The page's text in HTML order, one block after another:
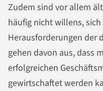
Zudem sind vor allem
häufig nicht willens,
Herausforderungen der
gehen davon aus, dass
erfolgreichen
gewirtschaftet werden